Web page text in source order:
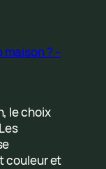
? –
le choix
couleur et